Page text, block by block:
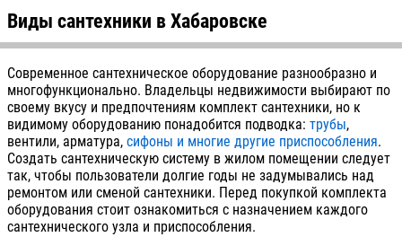
Виды сантехники в Хабаровске
Современное сантехническое оборудование разнообразно и
многофункционально. Владельцы недвижимости выбирают по
своему вкусу и предпочтениям комплект сантехники, но к
видимому оборудованию понадобится подводка: трубы,
вентили, арматура, сифоны и многие другие приспособления.
Создать сантехническую систему в жилом помещении следует
так, чтобы пользователи долгие годы не задумывались над
ремонтом или сменой сантехники. Перед покупкой комплекта
оборудования стоит ознакомиться с назначением каждого
сантехнического узла и приспособления.